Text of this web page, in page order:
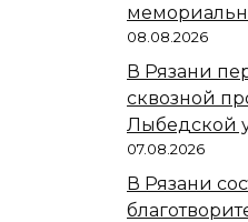
08.08.2026
В Рязани
сквозной
Лыбедской
07.08.2026
В Рязани